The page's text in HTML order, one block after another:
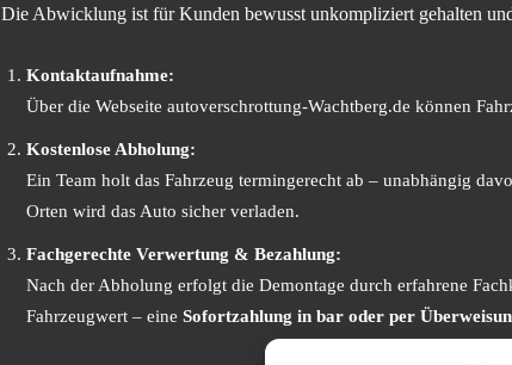
Die Abwicklung ist für Kunden bewusst unkompliziert gehalten
Kontaktaufnahme:
Über die Webseite autoverschrottung-Wachtberg.de können
Kostenlose Abholung:
Ein Team holt das Fahrzeug termingerecht ab – unabhängig
Orten wird das Auto sicher verladen.
Fachgerechte Verwertung & Bezahlung:
Nach der Abholung erfolgt die Demontage durch erfahrene
Fahrzeugwert – eine Sofortzahlung in bar oder per